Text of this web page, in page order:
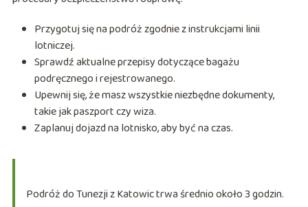
Przygotuj się na podróż zgodnie z instrukcjami linii
lotniczej.
Sprawdź aktualne przepisy dotyczące bagażu
podręcznego i rejestrowanego.
Upewnij się, że masz wszystkie niezbędne dokumenty,
takie jak paszport czy wiza.
Zaplanuj dojazd na lotnisko, aby być na czas.
Podróż do Tunezji z Katowic trwa średnio około 3 godzin.